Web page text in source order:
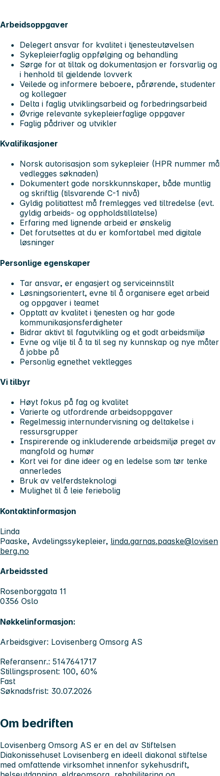
Arbeidsoppgaver
Delegert ansvar for kvalitet i tjenesteutøvelsen
Sykepleierfaglig oppfølging og behandling
Sørge for at tiltak og dokumentasjon er forsvarlig og
i henhold til gjeldende lovverk
Veilede og informere beboere, pårørende, studenter
og kollegaer
Delta i faglig utviklingsarbeid og forbedringsarbeid
Øvrige relevante sykepleierfaglige oppgaver
Faglig pådriver og utvikler
Kvalifikasjoner
Norsk autorisasjon som sykepleier (HPR nummer må
vedlegges søknaden)
Dokumentert gode norskkunnskaper, både muntlig
og skriftlig (tilsvarende C-1 nivå)
Gyldig politiattest må fremlegges ved tiltredelse (evt.
gyldig arbeids- og oppholdstillatelse)
Erfaring med lignende arbeid er ønskelig
Det forutsettes at du er komfortabel med digitale
løsninger
Personlige egenskaper
Tar ansvar, er engasjert og serviceinnstilt
Løsningsorientert, evne til å organisere eget arbeid
og oppgaver i teamet
Opptatt av kvalitet i tjenesten og har gode
kommunikasjonsferdigheter
Bidrar aktivt til fagutvikling og et godt arbeidsmiljø
Evne og vilje til å ta til seg ny kunnskap og nye måter
å jobbe på
Personlig egnethet vektlegges
Vi tilbyr
Høyt fokus på fag og kvalitet
Varierte og utfordrende arbeidsoppgaver
Regelmessig internundervisning og deltakelse i
ressursgrupper
Inspirerende og inkluderende arbeidsmiljø preget av
mangfold og humør
Kort vei for dine ideer og en ledelse som tør tenke
annerledes
Bruk av velferdsteknologi
Mulighet til å leie feriebolig
Kontaktinformasjon
Linda
Paaske, Avdelingssykepleier, linda.garnas.paaske@lovisen
berg.no
Arbeidssted
Rosenborggata 11
0356 Oslo
Nøkkelinformasjon:
Arbeidsgiver: Lovisenberg Omsorg AS
Referansenr.: 5147641717
Stillingsprosent: 100, 60%
Fast
Søknadsfrist: 30.07.2026
Om bedriften
Lovisenberg Omsorg AS er en del av Stiftelsen
Diakonissehuset Lovisenberg en ideell diakonal stiftelse
med omfattende virksomhet innenfor sykehusdrift,